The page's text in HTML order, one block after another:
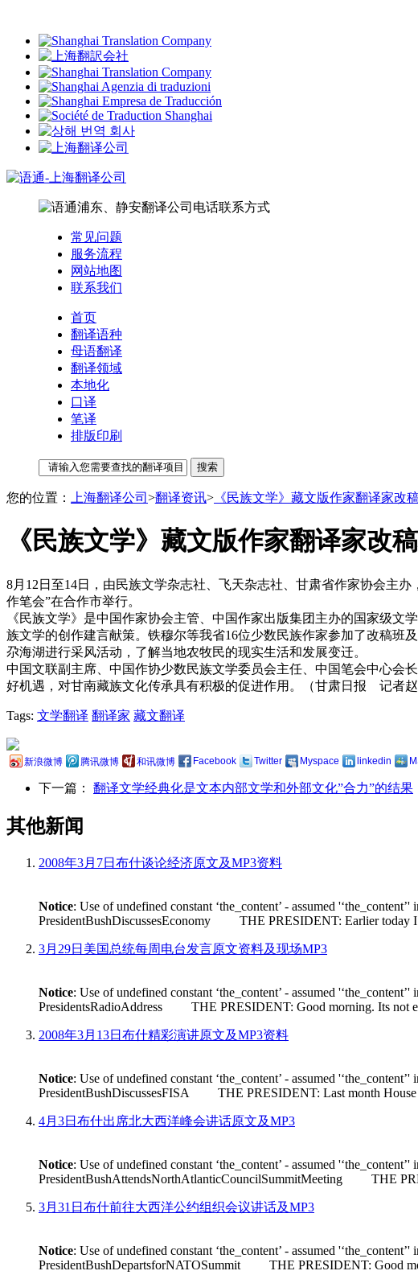
常见问题
服务流程
网站地图
联系我们
首页
翻译语种
母语翻译
翻译领域
本地化
口译
笔译
排版印刷
您的位置： 上海翻译公司 >翻译资讯> 《民族文学》藏文版作家翻译家改
《民族文学》藏文版作家翻译家改
8月12日至14日，由民族文学杂志社、飞天杂志社、甘肃省作家协会主
作笔会”在合作市举行。
《民族文学》是中国作家协会主管、中国作家出版集团主办的国家级
族文学的创作建言献策。铁穆尔等我省16位少数民族作家参加了改稿班
尕海湖进行采风活动，了解当地农牧民的现实生活和发展变迁。
中国文联副主席、中国作协少数民族文学委员会主任、中国笔会中心会
好机遇，对甘南藏族文化传承具有积极的促进作用。（甘肃日报 记者赵
Tags: 文学翻译 翻译家 藏文翻译
新浪微博 腾讯微博 和讯微博 Facebook Twitter Myspace linkedin
下一篇： 翻译文学经典化是文本内部文学和外部文化”合力”的结果
其他新闻
2008年3月7日布什谈论经济原文及MP3资料
Notice: Use of undefined constant ‘the_content’ - assumed '‘the_content’'
PresidentBushDiscussesEconomy THE PRESIDENT: Earlier today I
3月29日美国总统每周电台发言原文资料及现场MP3
Notice: Use of undefined constant ‘the_content’ - assumed '‘the_content’'
PresidentsRadioAddress THE PRESIDENT: Good morning. Its not
2008年3月13日布什精彩演讲原文及MP3资料
Notice: Use of undefined constant ‘the_content’ - assumed '‘the_content’'
PresidentBushDiscussesFISA THE PRESIDENT: Last month House
4月3日布什出席北大西洋峰会讲话原文及MP3
Notice: Use of undefined constant ‘the_content’ - assumed '‘the_content’'
PresidentBushAttendsNorthAtlanticCouncilSummitMeeting THE
3月31日布什前往大西洋公约组织会议讲话及MP3
Notice: Use of undefined constant ‘the_content’ - assumed '‘the_content’'
PresidentBushDepartsforNATOSummit THE PRESIDENT: Good